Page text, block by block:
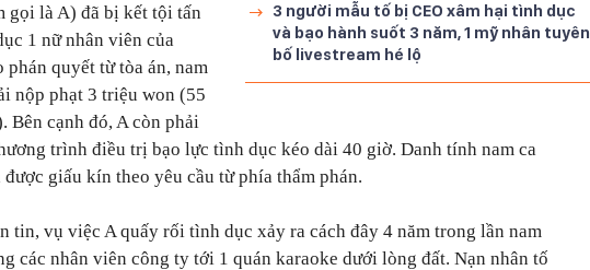
3 người mẫu tố bị CEO xâm hại tình dục
và bạo hành suốt 3 năm, 1 mỹ nhân tuyên
bố livestream hé lộ
gọi là A) đã bị kết tội tấn
1 nữ nhân viên của
phán quyết từ tòa án, nam
nộp phạt 3 triệu won (55
Bên cạnh đó, A còn phải
trình điều trị bạo lực tình dục kéo dài 40 giờ. Danh tính nam ca
giấu kín theo yêu cầu từ phía thẩm phán.
tin, vụ việc A quấy rối tình dục xảy ra cách đây 4 năm trong lần nam
các nhân viên công ty tới 1 quán karaoke dưới lòng đất. Nạn nhân tố